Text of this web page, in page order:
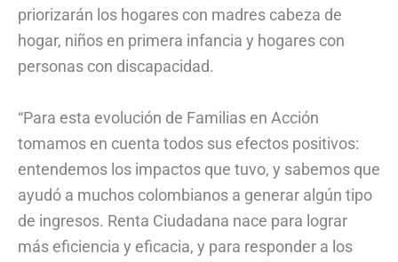
priorizarán los hogares con madres cabeza de
hogar, niños en primera infancia y hogares con
personas con discapacidad.
“Para esta evolución de Familias en Acción
tomamos en cuenta todos sus efectos positivos:
entendemos los impactos que tuvo, y sabemos que
ayudó a muchos colombianos a generar algún tipo
de ingresos. Renta Ciudadana nace para lograr
más eficiencia y eficacia, y para responder a los